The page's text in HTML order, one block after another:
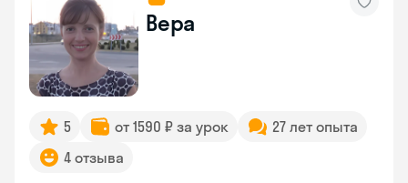
Вера
5 от 1590 ₽ за урок
27 лет опыта
4 отзыва